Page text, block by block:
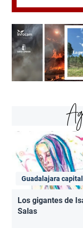
Guadalajara capital
Los gigantes de
Salas